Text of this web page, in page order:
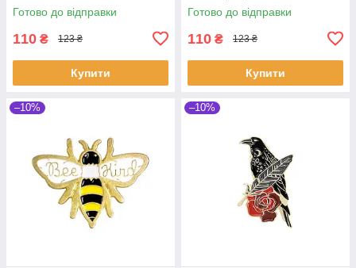
Готово до відправки
110 ₴ 123 ₴
Купити
Готово до відправки
110 ₴ 123 ₴
Купити
–10% –10%